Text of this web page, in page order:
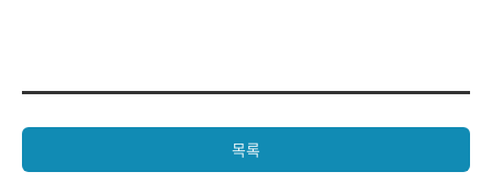
목록